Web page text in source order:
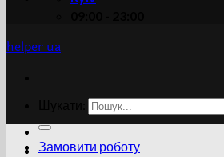
helper ua
Замовити роботу